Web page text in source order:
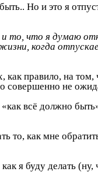
Но и это я
то, что я думаю
когда
правило, на том,
совершенно не
всё должно
то, как мне
я буду делать